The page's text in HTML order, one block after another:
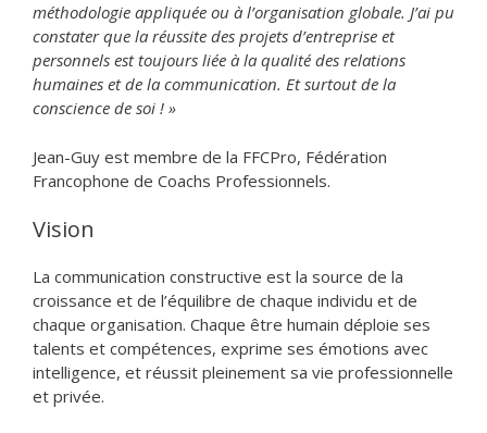
méthodologie appliquée ou à l’organisation globale. J’ai pu
constater que la réussite des projets d’entreprise et
personnels est toujours liée à la qualité des relations
humaines et de la communication. Et surtout de la
conscience de soi ! »
Jean-Guy est membre de la FFCPro, Fédération
Francophone de Coachs Professionnels.
Vision
La communication constructive est la source de la
croissance et de l’équilibre de chaque individu et de
chaque organisation. Chaque être humain déploie ses
talents et compétences, exprime ses émotions avec
intelligence, et réussit pleinement sa vie professionnelle
et privée.